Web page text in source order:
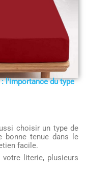
l'importance du type
choisir un type de
bonne tenue dans le
facile.
votre literie, plusieurs